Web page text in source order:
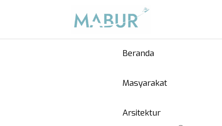
Beranda
Masyarakat
Arsitektur